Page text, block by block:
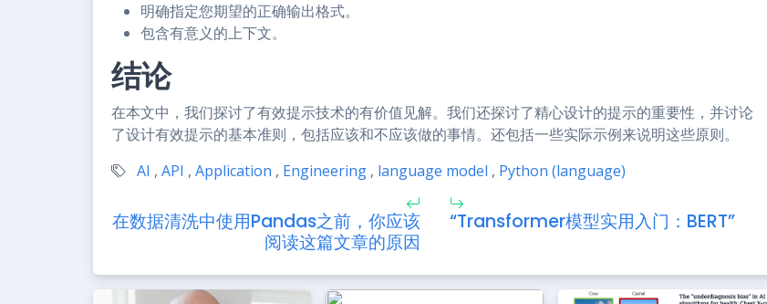
明确指定您期望的正确输出格式。
包含有意义的上下文。
结论
在本文中，我们探讨了有效提示技术的有价值见解。我们还探讨了精心设计的提示的重要性，并讨论
了设计有效提示的基本准则，包括应该和不应该做的事情。还包括一些实际示例来说明这些原则。
AI , API , Application , Engineering , language model , Python (language)
在数据清洗中使用Pandas之前，你应该
阅读这篇文章的原因
“Transformer模型实用入门：BERT”